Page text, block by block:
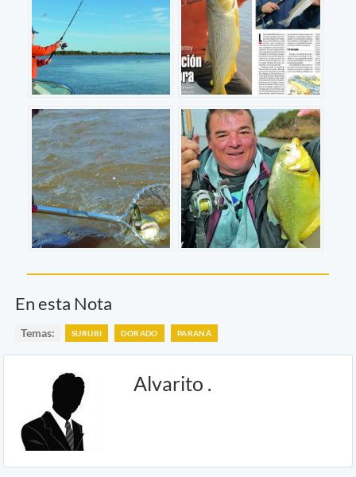
En esta Nota
Temas: SURUBI DORADO PARANÁ
Alvarito .